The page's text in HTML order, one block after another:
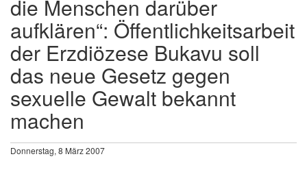
die Menschen darüber
aufklären“: Öffentlichkeitsarbeit
der Erzdiözese Bukavu soll
das neue Gesetz gegen
sexuelle Gewalt bekannt
machen
Donnerstag, 8 März 2007